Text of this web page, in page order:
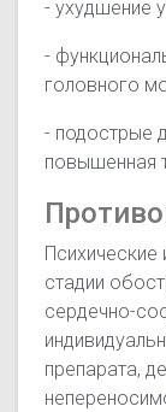
- ухудшение
-
головного
- подострые
повышенная
Психические
стадии
сердечно-
препарата,